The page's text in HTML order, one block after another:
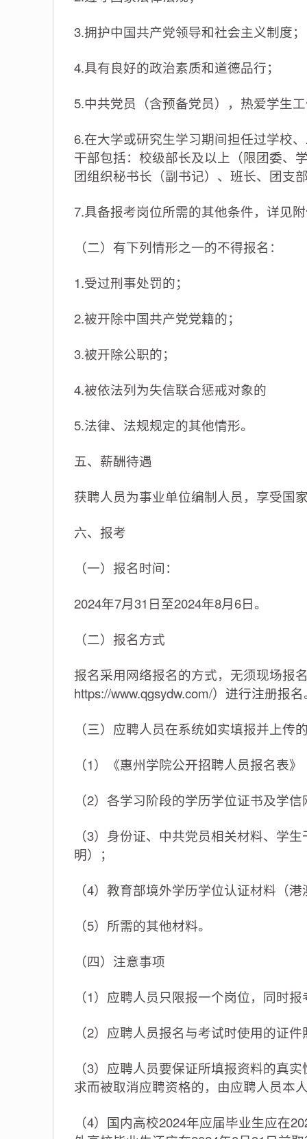
3.拥护中国共产党领导和社会主义制度；
4.具有良好的政治素质和道德品行；
5.中共党员（含预备党员），热爱学生
6.在大学或研究生学习期间担任过学校
干部包括：校级部长及以上（限团委、
团组织秘书长（副书记）、班长、团支
7.具备报考岗位所需的其他条件，详见
（二）有下列情形之一的不得报名：
1.受过刑事处罚的；
2.被开除中国共产党党籍的；
3.被开除公职的；
4.被依法列为失信联合惩戒对象的
5.法律、法规规定的其他情形。
五、薪酬待遇
获聘人员为事业单位编制人员，享受国
六、报考
（一）报名时间：
2024年7月31日至2024年8月6日。
（二）报名方式
报名采用网络报名的方式，无须现场报
https://www.qgsydw.com/）进行注册报
（三）应聘人员在系统如实填报并上传
（1）《惠州学院公开招聘人员报名表
（2）各学习阶段的学历学位证书及学
（3）身份证、中共党员相关材料、学
明）；
（4）教育部境外学历学位认证材料（
（5）所需的其他材料。
（四）注意事项
（1）应聘人员只限报一个岗位，同时
（2）应聘人员报名与考试时使用的证
（3）应聘人员要保证所填报资料的真
求而被取消应聘资格的，由应聘人员本
（4）国内高校2024年应届毕业生应在